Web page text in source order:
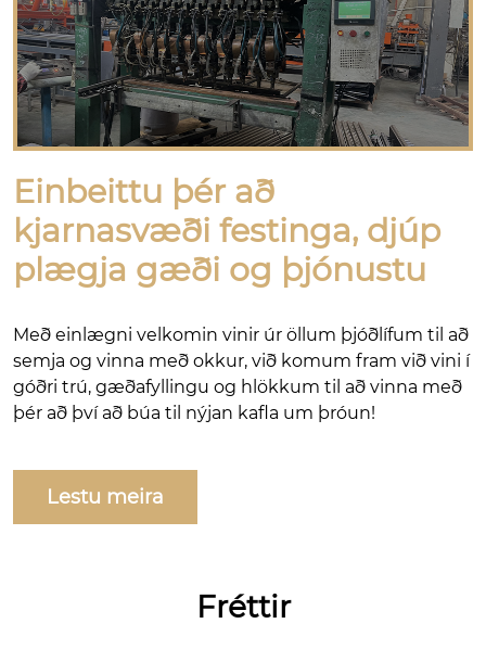
Einbeittu þér að
kjarnasvæði festinga, djúp
plægja gæði og þjónustu
Með einlægni velkomin vinir úr öllum þjóðlífum til að
semja og vinna með okkur, við komum fram við vini í
góðri trú, gæðafyllingu og hlökkum til að vinna með
þér að því að búa til nýjan kafla um þróun!
Lestu meira
Fréttir